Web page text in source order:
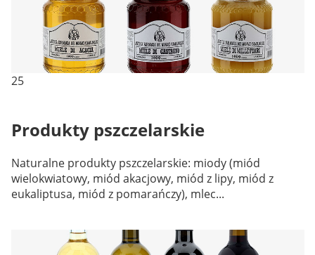
25
Produkty pszczelarskie
Naturalne produkty pszczelarskie: miody (miód
wielokwiatowy, miód akacjowy, miód z lipy, miód z
eukaliptusa, miód z pomarańczy), mlec...